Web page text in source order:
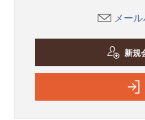
メー
新規